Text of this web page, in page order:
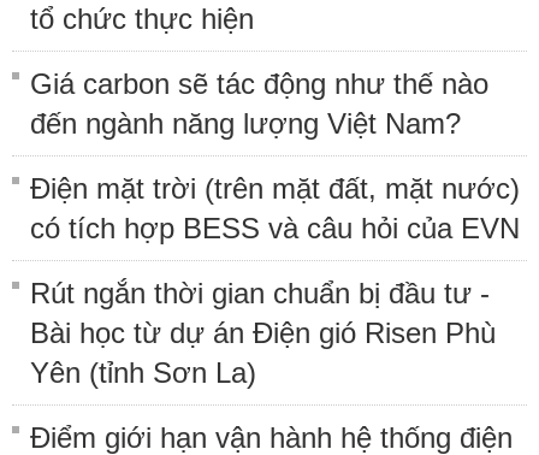
tổ chức thực hiện
Giá carbon sẽ tác động như thế nào
đến ngành năng lượng Việt Nam?
Điện mặt trời (trên mặt đất, mặt nước)
có tích hợp BESS và câu hỏi của EVN
Rút ngắn thời gian chuẩn bị đầu tư -
Bài học từ dự án Điện gió Risen Phù
Yên (tỉnh Sơn La)
Điểm giới hạn vận hành hệ thống điện